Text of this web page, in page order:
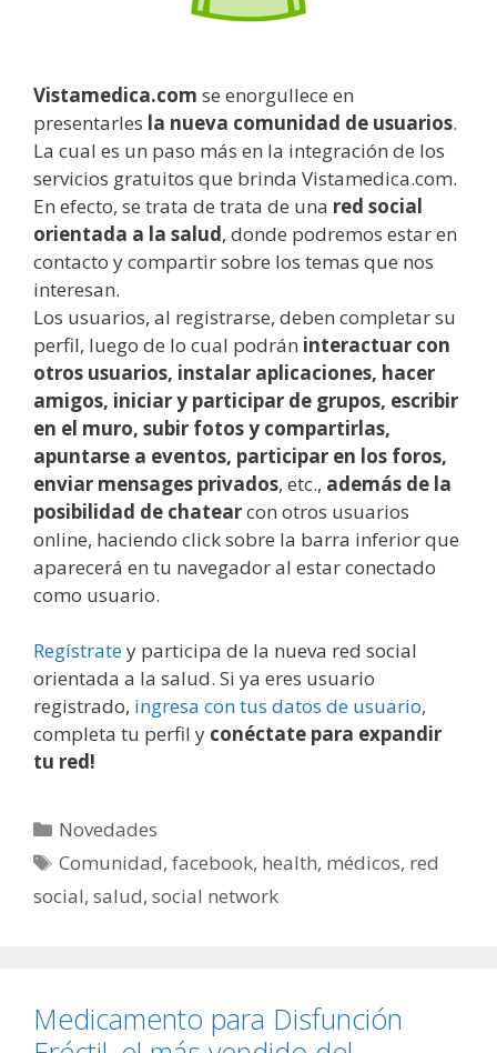
Vistamedica.com se enorgullece en
presentarles la nueva comunidad de usuarios.
La cual es un paso más en la integración de los
servicios gratuitos que brinda Vistamedica.com.
En efecto, se trata de trata de una red social
orientada a la salud, donde podremos estar en
contacto y compartir sobre los temas que nos
interesan.
Los usuarios, al registrarse, deben completar su
perfil, luego de lo cual podrán interactuar con
otros usuarios, instalar aplicaciones, hacer
amigos, iniciar y participar de grupos, escribir
en el muro, subir fotos y compartirlas,
apuntarse a eventos, participar en los foros,
enviar mensages privados, etc., además de la
posibilidad de chatearcon otros usuarios
online, haciendo click sobre la barra inferior que
aparecerá en tu navegador al estar conectado
como usuario.
Regístratey participa de la nueva red social
orientada a la salud. Si ya eres usuario
registrado, ingresa con tus datos de usuario,
completa tu perfil y conéctate para expandir
tu red!
Categorías
Novedades
Etiquetas
Comunidad,facebook, health, médicos, red
social, salud, social network
Medicamento para Disfunción